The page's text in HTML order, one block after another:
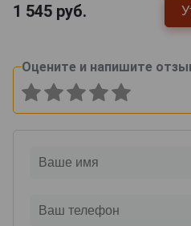
1 545 руб.
Оцените и напишите